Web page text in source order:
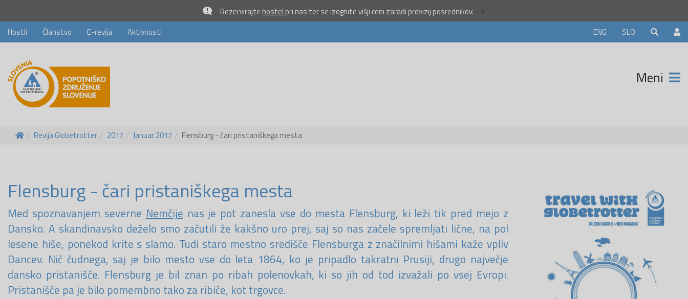
Rezervirajte hostel pri nas ter se izognite višji ceni zaradi provizij posrednikov. ×
Hostli Članstvo E-revija Aktivnosti SLO
ENG
Meni
Revija Globetrotter 2017 Januar 2017 Flensburg - čari pristaniškega mesta
Flensburg - čari pristaniškega mesta
Med spoznavanjem severne Nemčije nas je pot zanesla vse do mesta Flensburg, ki leži tik pred mejo z
Dansko. A skandinavsko deželo smo začutili že kakšno uro prej, saj so nas začele spremljati lične, na pol
lesene hiše, ponekod krite s slamo. Tudi staro mestno središče Flensburga z značilnimi hišami kaže vpliv
Dancev. Nič čudnega, saj je bilo mesto vse do leta 1864, ko je pripadlo takratni Prusiji, drugo največje
dansko pristanišče. Flensburg je bil znan po ribah polenovkah, ki so jih od tod izvažali po vsej Evropi.
Pristanišče pa je bilo pomembno tako za ribiče, kot trgovce.
na 1919 in